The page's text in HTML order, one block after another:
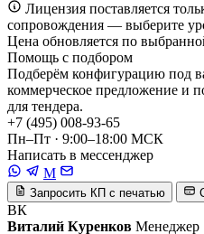
Лицензия поставляется
сопровождения — выберите
Цена обновляется по
Помощь с подбором
Подберём конфигурацию под
коммерческое предложение и
для тендера.
+7 (495) 008-93-65
Пн–Пт · 9:00–18:00 МСК
Написать в мессенджер
M
Запросить КП с печатью
ВК
Виталий Куренков Менеджер